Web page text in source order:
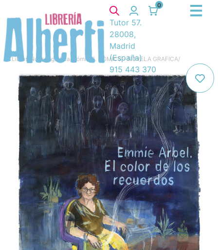
0
Tutor 57.
28008,
Madrid
(España)
915 443 370
Libros Novela gráfica, cómic 6. COMICS - NOVELA GRAFICA/